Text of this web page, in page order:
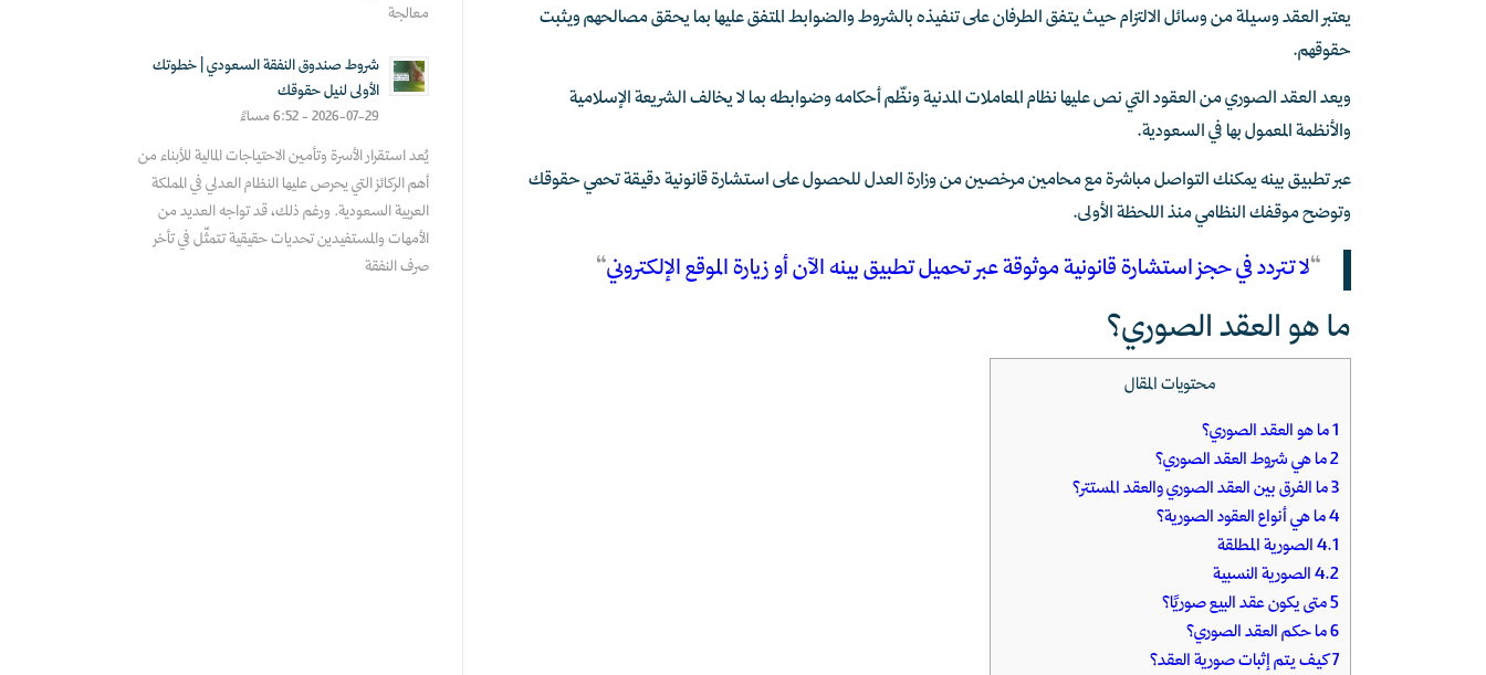
يعتبر العقد وسيلة من وسائل الالتزام حيث يتفق الطرفان على تنفيذه بالشروط والضوابط المتفق عليها بما يحقق مصالحهم ويثبت
حقوقهم.
ويعد العقد الصوري من العقود التي نص عليها نظام المعاملات المدنية ونظّم أحكامه وضوابطه بما لا يخالف الشريعة الإسلامية
والأنظمة المعمول بها في السعودية.
عبر تطبيق بينه يمكنك التواصل مباشرة مع محامين مرخصين من وزارة العدل للحصول على استشارة قانونية دقيقة تحمي حقوقك
وتوضح موقفك النظامي منذ اللحظة الأولى.
“لا تتردد في حجز استشارة قانونية موثوقة عبر تحميل تطبيق بينه الآن أو زيارة الموقع الإلكتروني“
ما هو العقد الصوري؟
محتويات المقال
1ما هو العقد الصوري؟
2ما هي شروط العقد الصوري؟
3ما الفرق بين العقد الصوري والعقد المستتر؟
4ما هي أنواع العقود الصورية؟
4.1الصورية المطلقة
4.2الصورية النسبية
5متى يكون عقد البيع صوريًا؟
6ما حكم العقد الصوري؟
7كيف يتم إثبات صورية العقد؟
معالجة
شروط صندوق النفقة السعودي | خطوتك
الأولى لنيل حقوقك
2026-07-29 - 6:52 مساءً
يُعد استقرار الأسرة وتأمين الاحتياجات المالية للأبناء من
أهم الركائز التي يحرص عليها النظام العدلي في المملكة
العربية السعودية. ورغم ذلك، قد تواجه العديد من
الأمهات والمستفيدين تحديات حقيقية تتمثّل في تأخر
صرف النفقة